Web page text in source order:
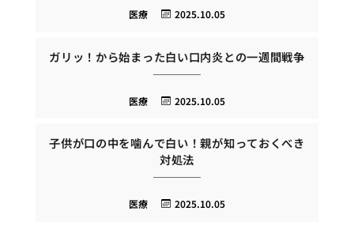
2025.10.05
医療
ガリッ！から始まった白い口内炎との一週間戦争
2025.10.05
医療
子供が口の中を噛んで白い！親が知っておくべき
対処法
2025.10.05
医療